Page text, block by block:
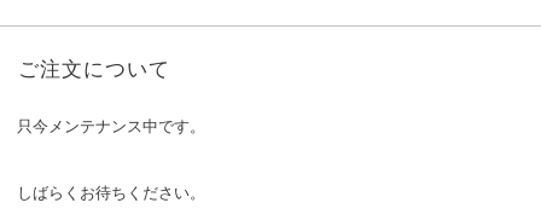
お知らせ
2020.12.25
ご注文について
只今メンテナンス中です。
しばらくお待ちください。